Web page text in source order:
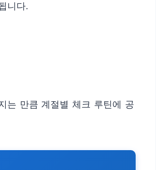
니다.
는 만큼 계절별 체크 루틴에 공